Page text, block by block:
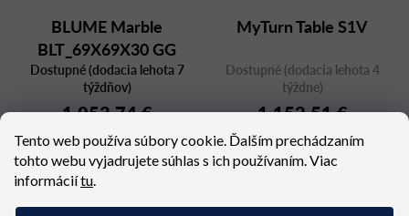
Tento web používa súbory cookie. Ďalším prechádzaním
tohto webu vyjadrujete súhlas s ich používaním. Viac
informáciítu.
BLUME Marble
BLT_69X69X30 GG
MFP
Dostupné (dodacia lehota 7
týždňov)
1 053,74 €
MyTurn Table S1V
Dostupné (dodacia lehota 4
týždne)
1 152,51 €